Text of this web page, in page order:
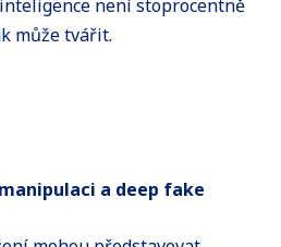
není stoprocentně
může tvářit.
a deep fake